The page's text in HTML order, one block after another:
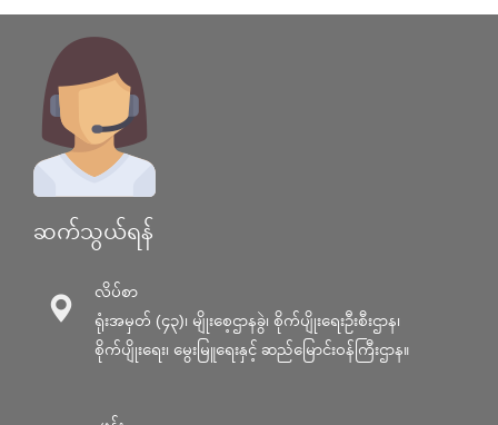
ဆက်သွယ်ရန်
လိပ်စာ
ရုံးအမှတ် (၄၃)၊ မျိုးစေ့ဌာနခွဲ၊ စိုက်ပျိုးရေးဦးစီးဌာန၊
စိုက်ပျိုးရေး၊ မွေးမြူရေးနှင့် ဆည်မြောင်း၀န်ကြီးဌာန။